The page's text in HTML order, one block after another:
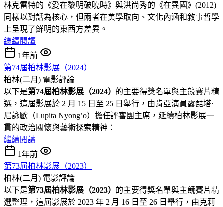
林克雷特的《愛在黎明破曉時》與洪尚秀的《在異國》(2012)
同樣以對話為核心，但兩者在美學取向、文化內涵和敘事哲學
上呈現了鮮明的東西方差異。
繼續閱讀
1年前
第74屆柏林影展（2024）
柏林(二月) 電影評論
以下是第74屆柏林影展（2024） 的主要得獎名單與主競賽片精
選，這屆影展於 2 月 15 日至 25 日舉行，由肯亞演員露琵塔·
尼詠歐（Lupita Nyong’o）擔任評審團主席，延續柏林影展一
貫的政治關懷與藝術探索精神：
繼續閱讀
1年前
第73屆柏林影展（2023）
柏林(二月) 電影評論
以下是第73屆柏林影展（2023） 的主要得獎名單與主競賽片精
選整理，這屆影展於 2023 年 2 月 16 日至 26 日舉行，由克莉